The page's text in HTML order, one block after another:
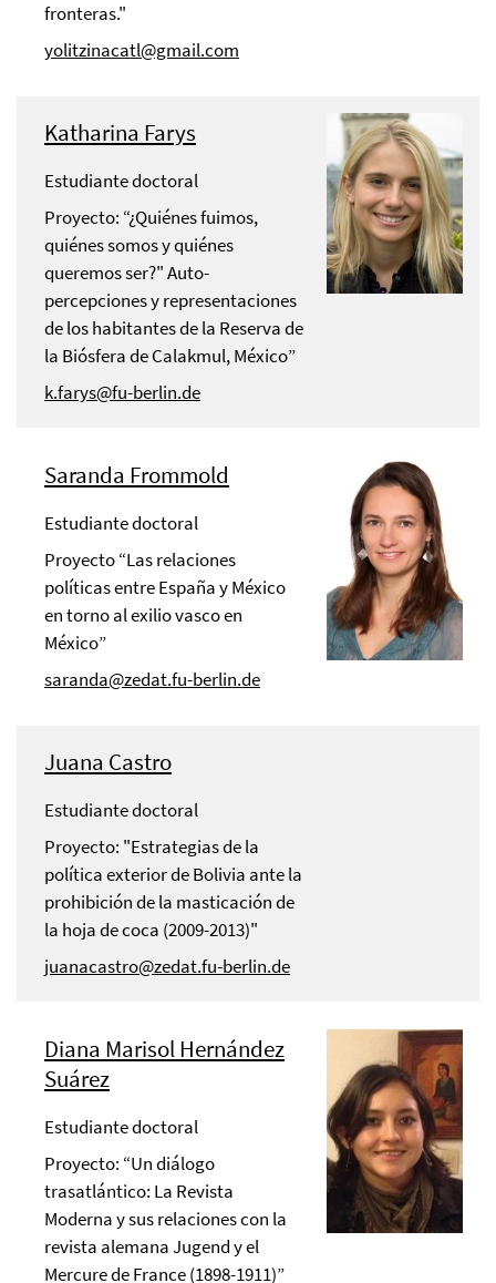
fronteras."
yolitzinacatl@gmail.com
Katharina Farys
Estudiante doctoral
Proyecto: “¿Quiénes fuimos,
quiénes somos y quiénes
queremos ser?" Auto-
percepciones y representaciones
de los habitantes de la Reserva de
la Biósfera de Calakmul, México”
k.farys@fu-berlin.de
Saranda Frommold
Estudiante doctoral
Proyecto “Las relaciones
políticas entre España y México
en torno al exilio vasco en
México”
saranda@zedat.fu-berlin.de
Juana Castro
Estudiante doctoral
Proyecto: "Estrategias de la
política exterior de Bolivia ante la
prohibición de la masticación de
la hoja de coca (2009-2013)"
juanacastro@zedat.fu-berlin.de
Diana Marisol Hernández
Suárez
Estudiante doctoral
Proyecto: “Un diálogo
trasatlántico: La Revista
Moderna y sus relaciones con la
revista alemana Jugend y el
Mercure de France (1898-1911)”